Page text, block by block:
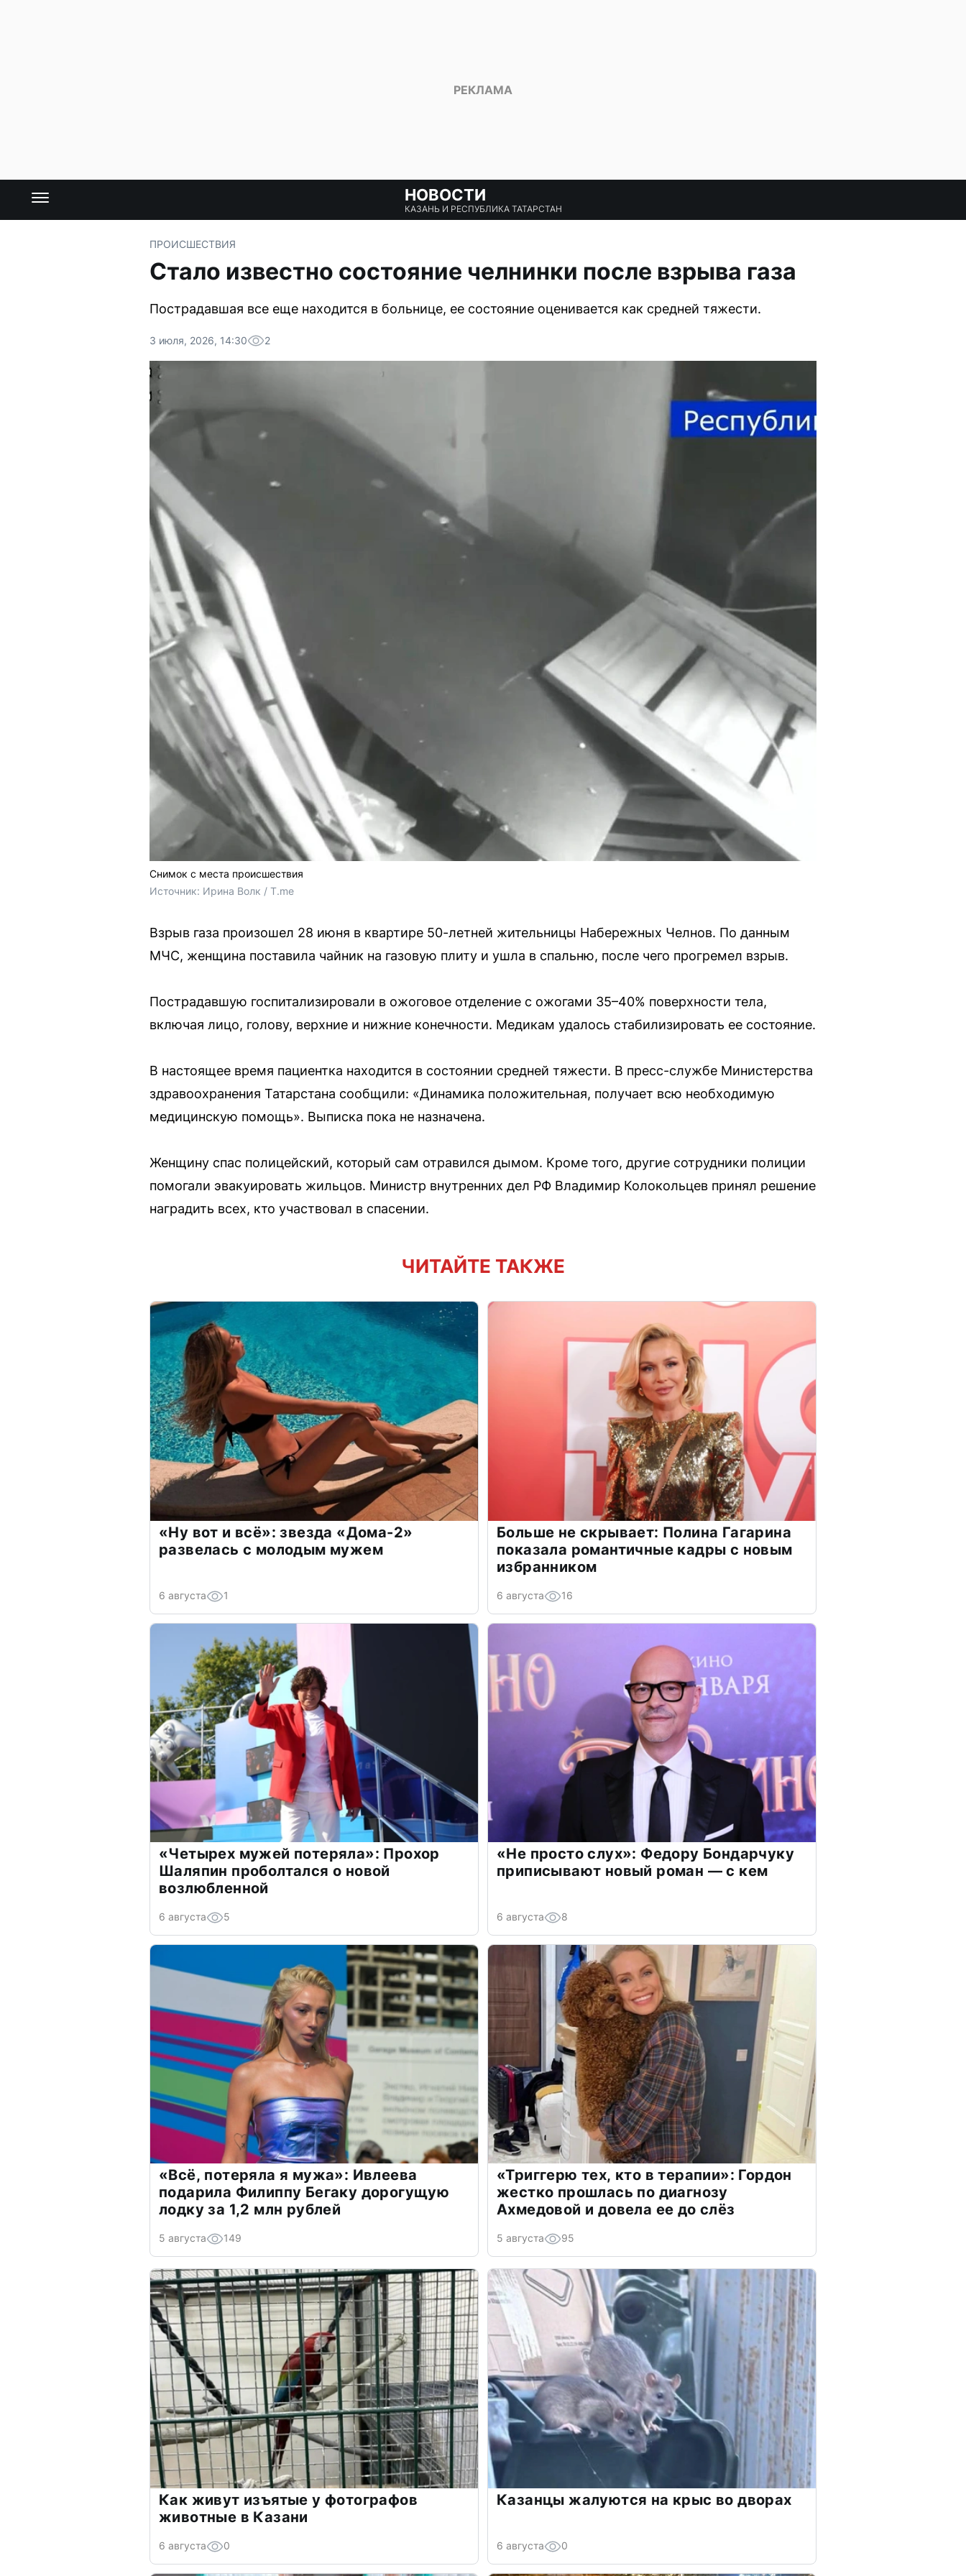
НОВОСТИ
КАЗАНЬ И РЕСПУБЛИКА ТАТАРСТАН
ПРОИСШЕСТВИЯ
Стало известно состояние челнинки после взрыва газа
Пострадавшая все еще находится в больнице, ее состояние оценивается как средней тяжести.
3 июля, 2026, 14:30 2
Снимок с места происшествия
Источник: Ирина Волк / T.me
Взрыв газа произошел 28 июня в квартире 50-летней жительницы Набережных Челнов. По данным
МЧС, женщина поставила чайник на газовую плиту и ушла в спальню, после чего прогремел взрыв.
Пострадавшую госпитализировали в ожоговое отделение с ожогами 35–40% поверхности тела,
включая лицо, голову, верхние и нижние конечности. Медикам удалось стабилизировать ее состояние.
В настоящее время пациентка находится в состоянии средней тяжести. В пресс-службе Министерства
здравоохранения Татарстана сообщили: «Динамика положительная, получает всю необходимую
медицинскую помощь». Выписка пока не назначена.
Женщину спас полицейский, который сам отравился дымом. Кроме того, другие сотрудники полиции
помогали эвакуировать жильцов. Министр внутренних дел РФ Владимир Колокольцев принял решение
наградить всех, кто участвовал в спасении.
ЧИТАЙТЕ ТАКЖЕ
«Ну вот и всё»: звезда «Дома-2»
развелась с молодым мужем
6 августа 1
Больше не скрывает: Полина Гагарина
показала романтичные кадры с новым
избранником
6 августа 16
«Четырех мужей потеряла»: Прохор
Шаляпин проболтался о новой
возлюбленной
6 августа 5
«Не просто слух»: Федору Бондарчуку
приписывают новый роман — с кем
6 августа 8
«Всё, потеряла я мужа»: Ивлеева
подарила Филиппу Бегаку дорогущую
лодку за 1,2 млн рублей
5 августа 149
«Триггерю тех, кто в терапии»: Гордон
жестко прошлась по диагнозу
Ахмедовой и довела ее до слёз
5 августа 95
Как живут изъятые у фотографов
животные в Казани
6 августа 0
Казанцы жалуются на крыс во дворах
6 августа 0